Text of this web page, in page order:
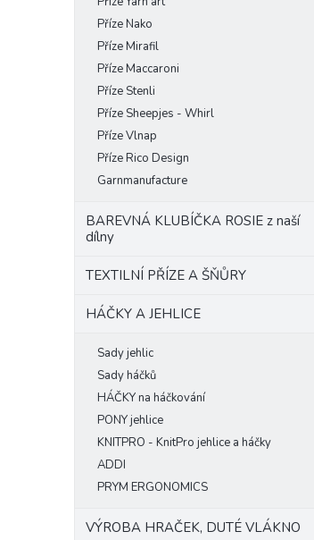
Příze Nako
Příze Mirafil
Příze Maccaroni
Příze Stenli
Příze Sheepjes - Whirl
Příze Vlnap
Příze Rico Design
Garnmanufacture
BAREVNÁ KLUBÍČKA ROSIE z naší
dílny
TEXTILNÍ PŘÍZE A ŠŇŮRY
HÁČKY A JEHLICE
Sady jehlic
Sady háčků
HÁČKY na háčkování
PONY jehlice
KNITPRO - KnitPro jehlice a háčky
ADDI
PRYM ERGONOMICS
VÝROBA HRAČEK, DUTÉ VLÁKNO